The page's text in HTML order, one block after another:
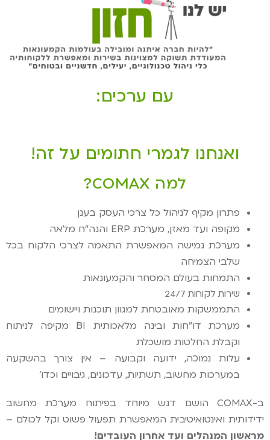
עם ערכים:
ואנחנו לגמרי חתומים על זה!
למה COMAX?
פתרון מקיף לניהול כל צרכי העסק בענן
מקופה ועד מאזן, מערכת ERP והנה"ח מלאה
מערכת גמישה המאפשרת התאמה לצרכי הלקוח בכל
שלבי הצמיחה
התמחות בעולם המסחר והקמעונאות
שירות לקוחות 24/7
התממשקות מאובטחת למגוון תוכנות ויישומים
מערכת דו"חות ובינה מלאכותית BI מקיפה לניתוח
וקבלת החלטות מושכלת
עלות נמוכה, ידועה וקבועה – אין צורך בהשקעה
במערכות מחשוב, תשתיות, עדכונים, גיבויים וכדו'
ב-COMAX הושם דגש מיוחד בפיתוח מערכת מחשוב
ידידותית ואינטואיטיבית המאפשרת תפעול פשוט וקל לכולם –
מראשון המנהלים ועד אחרון העובדים!